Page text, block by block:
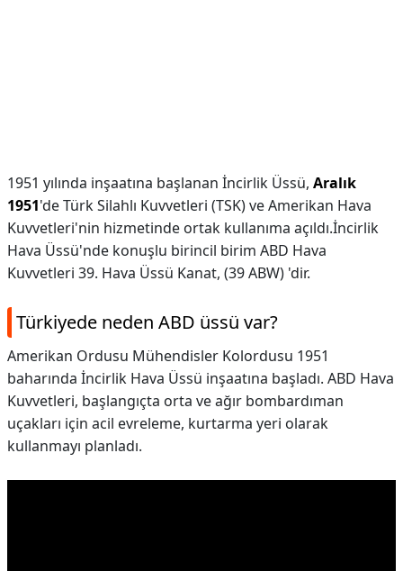
1951 yılında inşaatına başlanan İncirlik Üssü, Aralık
1951'de Türk Silahlı Kuvvetleri (TSK) ve Amerikan Hava
Kuvvetleri'nin hizmetinde ortak kullanıma açıldı.İncirlik
Hava Üssü'nde konuşlu birincil birim ABD Hava
Kuvvetleri 39. Hava Üssü Kanat, (39 ABW) 'dir.
Türkiyede neden ABD üssü var?
Amerikan Ordusu Mühendisler Kolordusu 1951
baharında İncirlik Hava Üssü inşaatına başladı. ABD Hava
Kuvvetleri, başlangıçta orta ve ağır bombardıman
uçakları için acil evreleme, kurtarma yeri olarak
kullanmayı planladı.